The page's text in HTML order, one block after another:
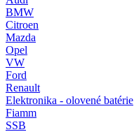
BMW
Citroen
Mazda
Opel
VW
Ford
Renault
Elektronika - olovené batérie
Fiamm
SSB